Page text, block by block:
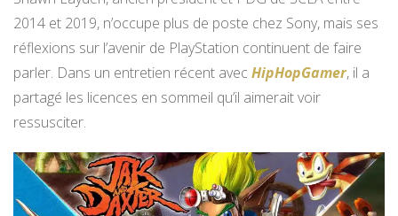
2014 et 2019, n’occupe plus de poste chez Sony, mais ses
réflexions sur l’avenir de PlayStation continuent de faire
parler. Dans un entretien récent avec HipHopGamer, il a
partagé les licences en sommeil qu’il aimerait voir
ressusciter.